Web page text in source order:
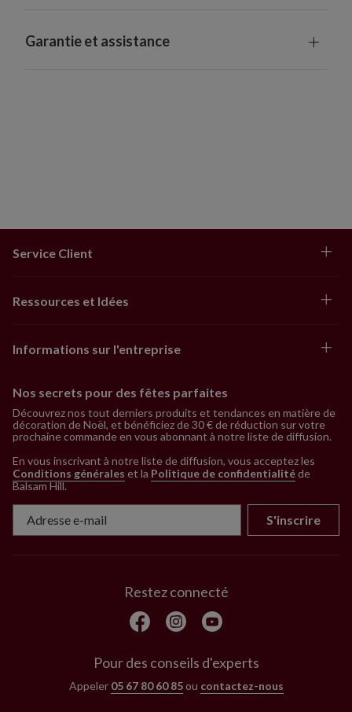
protection UV. Pour une durée de vie plus longue, nous
Garantie et assistance
Service Client
Ressources et Idées
Informations sur l'entreprise
Nos secrets pour des fêtes parfaites
Découvrez nos tout derniers produits et tendances en matière de
décoration de Noël, et bénéficiez de 30 € de réduction sur votre
prochaine commande en vous abonnant à notre liste de diffusion.
En vous inscrivant à notre liste de diffusion, vous acceptez les
Conditions générales et la Politique de confidentialitéde
Balsam Hill.
S'inscrire
Restez connecté
Pour des conseils d'experts
Appeler 05 67 80 60 85ou contactez-nous